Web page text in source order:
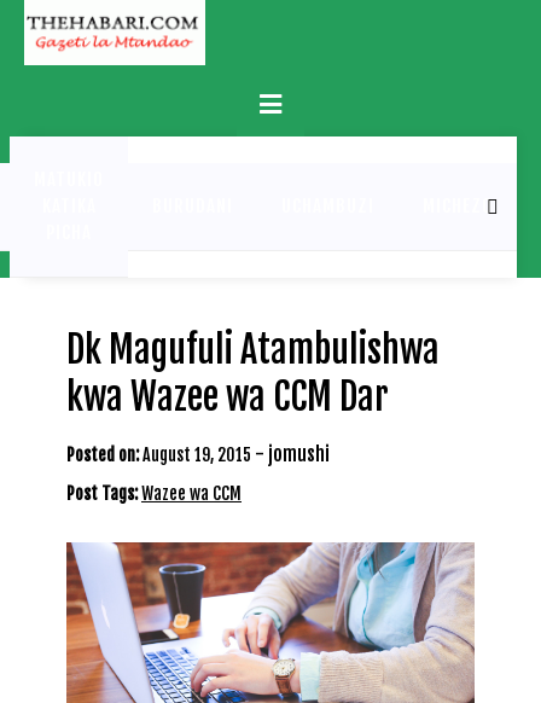
Skip
content
Primary
Menu
MICHEZO
Dk Magufuli Atambulishwa
kwa Wazee wa CCM Dar
Posted on:August 19, 2015 - jomushi
Post Tags:Wazee wa CCM